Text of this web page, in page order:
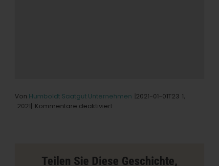
Von Humboldt Saatgut Unternehmen |2021-01-01T23 1,
2021| Kommentare deaktiviertfür
Teilen Sie Diese Geschichte,